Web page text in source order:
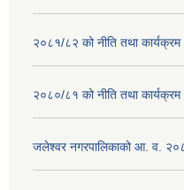
२०८१/८२ को नीति तथा कार्यक्रम
२०८०/८१ को नीति तथा कार्यक्रम
जलेश्वर नगरपालिकाको आ. व.